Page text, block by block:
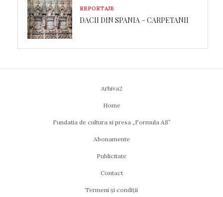
REPORTAJE
DACII DIN SPANIA – CARPETANII
Arhiva2
Home
Fundatia de cultura si presa „Formula AS”
Abonamente
Publicitate
Contact
Termeni și condiții